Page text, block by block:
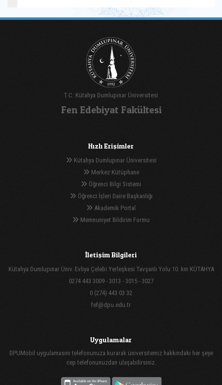
T.C. Kütahya Dumlupınar Üniversitesi
Fen Edebiyat Fakültesi
Hızlı Erişimler
Kütahya Dumlupınar Üniversitesi
Merkez Kütüphane
Öğrenci Bilgi Sistemi
Öğrenci İşleri Daire Başkanlığı
Akademik Portal
Memnuniyet Bildirim Formu
İletişim Bilgileri
Kütahya Dumlupınar Üniv. Evliya Çelebi Yerleşkesi Tavşanlı Yolu 10. km KÜTAHYA
0274 443 3009 - 3013 - 3015 - 3027
0 (274) 443 03 32
fef@dpu.edu.tr
Uygulamalar
DPUMobil uygulamasını telefonunuza kurarak üniversitemiz hakkındaki her şeye
cep telefonunuzdan ulaşabilirsiniz.